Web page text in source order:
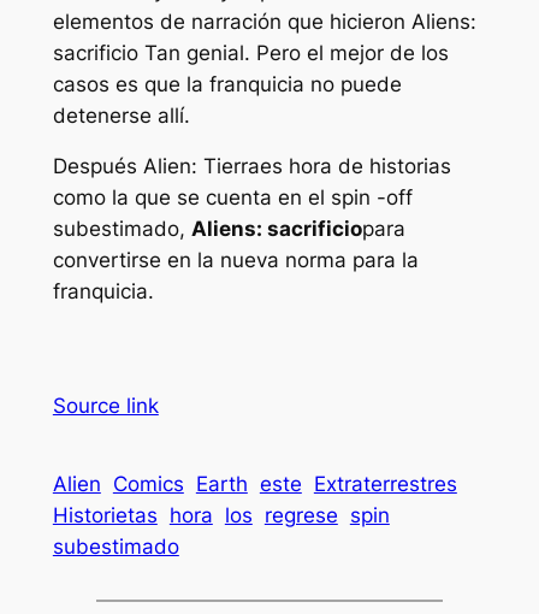
elementos de narración que hicieron Aliens:
sacrificio Tan genial. Pero el mejor de los
casos es que la franquicia no puede
detenerse allí.
Después Alien: Tierraes hora de historias
como la que se cuenta en el spin -off
subestimado, Aliens: sacrificiopara
convertirse en la nueva norma para la
franquicia.
Source link
Alien Comics Earth este Extraterrestres
Historietas hora los regrese spin
subestimado